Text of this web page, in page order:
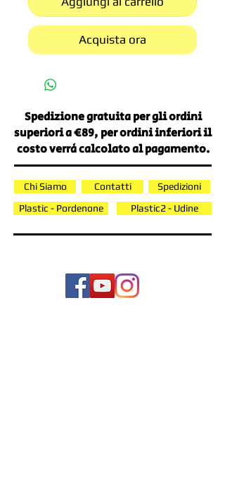
Acquista ora
Spedizione gratuita per gli ordini
superiori a €89, per ordini inferiori il
costo verrà calcolato al pagamento.
Chi Siamo Contatti
Spedizioni
Plastic - Pordenone
Plastic2 - Udine